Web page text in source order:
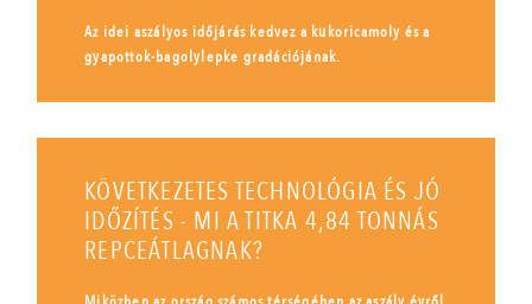
Az idei aszályos időjárás kedvez a kukoricamoly és a
gyapottok-bagolylepke gradációjának.
KÖVETKEZETES TECHNOLÓGIA ÉS JÓ
IDŐZÍTÉS - MI A TITKA 4,84 TONNÁS
REPCEÁTLAGNAK?